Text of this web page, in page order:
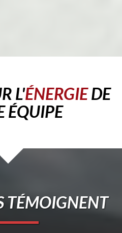
L'ÉNERGIEDE
ÉQUIPE
TÉMOIGNENT